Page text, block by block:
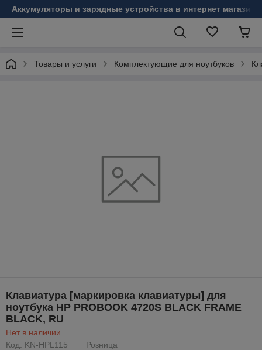
Аккумуляторы и зарядные устройства в интернет магазине
Товары и услуги Комплектующие для ноутбуков
Клавиатура [маркировка клавиатуры] для
ноутбука HP PROBOOK 4720S BLACK FRAME
BLACK, RU
Нет в наличии
Код: KN-HPL115
Розница